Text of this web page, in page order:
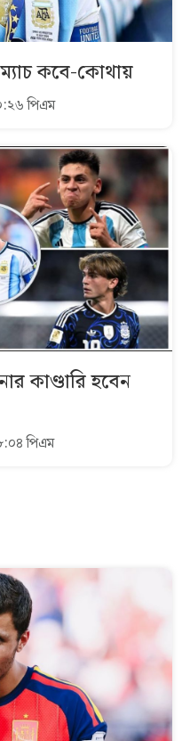
কবে-কোথায়
পিএম
কাণ্ডারি হবেন
পিএম